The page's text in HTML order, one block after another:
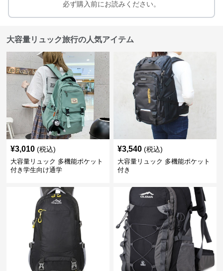
必ず購入前にお読みください。
大容量リュック旅行の人気アイテム
¥3,010 (税込)
大容量リュック 多機能ポケット
付き学生向け通学
¥3,540 (税込)
大容量リュック 多機能ポケット
付き